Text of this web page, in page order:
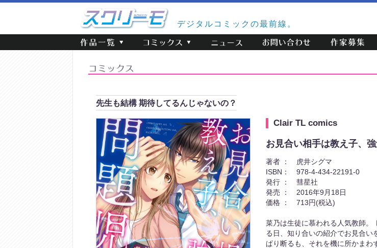
デジタルコミックの最前線。
先生も結構 期待してるんじゃないの？
Clair TL comics
お見合い相手は教え子、強
著者 ：
虎井シグマ
ISBN：
978-4-434-22191-0
発行 ：
彗星社
発売 ：
2016年9月18日
価格 ：
713円(税込)
菜乃は生徒に慕われる人気教師。
る日、知り合いの紹介でお見合
ぱり断るも、それを機に所かま